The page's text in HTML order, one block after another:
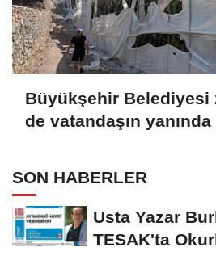
Büyükşehir Belediyesi
de vatandaşın yanında
SON HABERLER
Usta Yazar
TESAK'ta